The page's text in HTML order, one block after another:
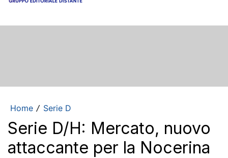
Home / Serie D
Serie D/H: Mercato, nuovo
attaccante per la Nocerina